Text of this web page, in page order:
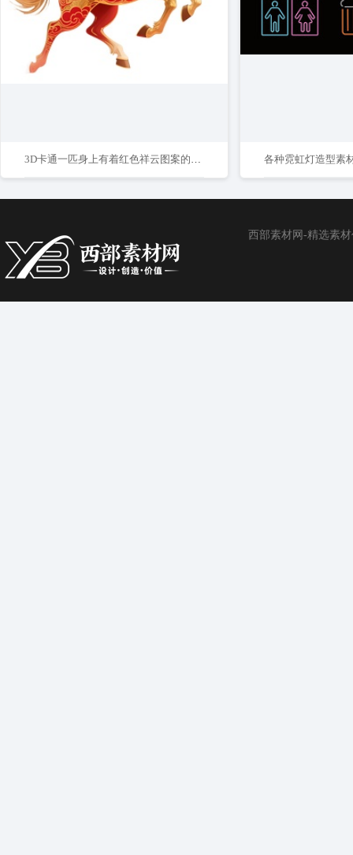
3D卡通一匹身上有着红色祥云图案的金色马免抠元素 各种霓虹灯造型素
西部素材网-精选素